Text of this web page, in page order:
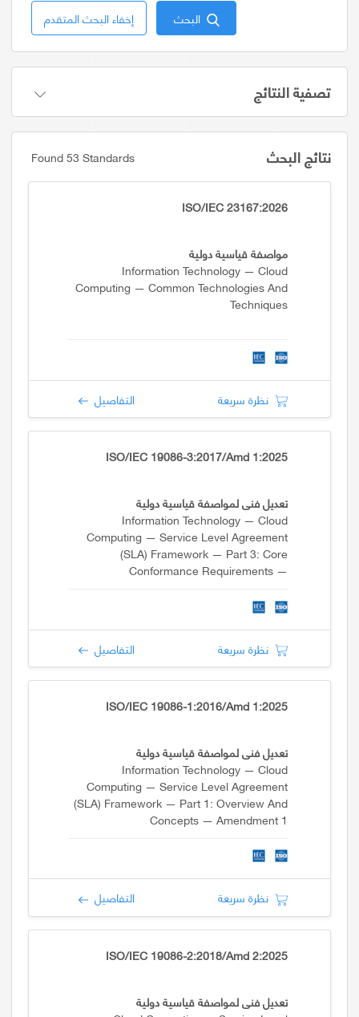
البحث إخفاء البحث المتقدم
تصفية النتائج
نتائج البحث Found 53 Standards
ISO/IEC 23167:2026
مواصفة قياسية دولية
Information Technology — Cloud
Computing — Common Technologies And
Techniques
نظرة سريعة التفاصيل
ISO/IEC 19086-3:2017/Amd 1:2025
تعديل فني لمواصفة قياسية دولية
Information Technology — Cloud
Computing — Service Level Agreement
(SLA) Framework — Part 3: Core
Conformance Requirements —
نظرة سريعة التفاصيل
ISO/IEC 19086-1:2016/Amd 1:2025
تعديل فني لمواصفة قياسية دولية
Information Technology — Cloud
Computing — Service Level Agreement
(SLA) Framework — Part 1: Overview And
Concepts — Amendment 1
نظرة سريعة التفاصيل
ISO/IEC 19086-2:2018/Amd 2:2025
تعديل فني لمواصفة قياسية دولية